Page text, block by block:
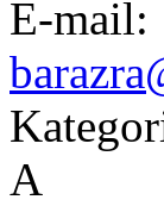
E-mail:
A